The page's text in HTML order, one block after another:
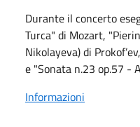
Durante il concerto
Turca" di Mozart,
Nikolayeva) di
e "Sonata n.23 op.57 -
Informazioni